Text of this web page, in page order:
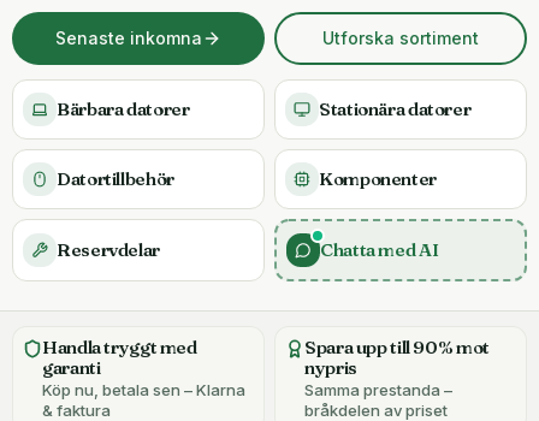
Senaste inkomna Utforska sortiment
Bärbara datorer Stationära datorer
Datortillbehör Komponenter
Reservdelar Chatta med AI
Handla tryggt med
garanti
Köp nu, betala sen – Klarna
& faktura
Spara upp till 90% mot
nypris
Samma prestanda –
bråkdelen av priset